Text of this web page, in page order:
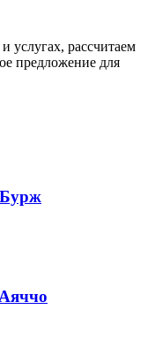
услугах, рассчитаем
предложение для